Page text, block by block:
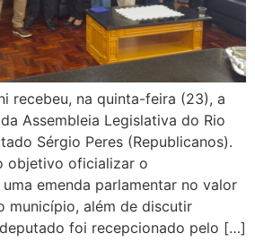
recebeu, na quinta-feira (23), a
Assembleia Legislativa do Rio
Sérgio Peres (Republicanos).
objetivo oficializar o
emenda parlamentar no valor
município, além de discutir
foi recepcionado pelo […]